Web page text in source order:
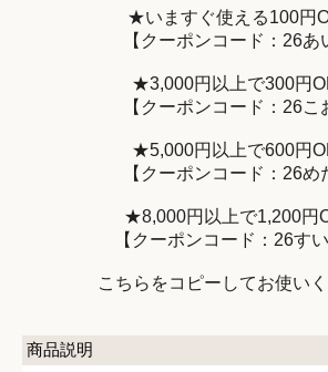
★いますぐ使える100円
【クーポンコード：26あ
★3,000円以上で300円
【クーポンコード：26こ
★5,000円以上で600円
【クーポンコード：26め
★8,000円以上で1,200円
【クーポンコード：26すい
こちらをコピーしてお使いく
商品説明